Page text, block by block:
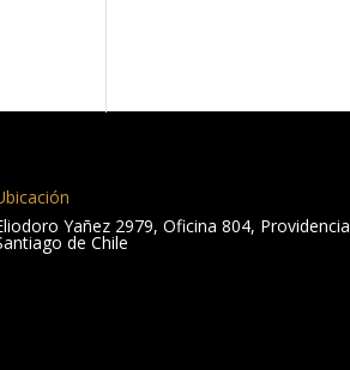
Yañez 2979, Oficina 804, Providencia
de Chile